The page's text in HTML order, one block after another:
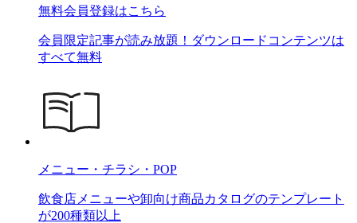
無料会員登録はこちら
会員限定記事が読み放題！ダウンロードコンテンツは
すべて無料
メニュー・チラシ・POP
飲食店メニューや卸向け商品カタログのテンプレート
が200種類以上